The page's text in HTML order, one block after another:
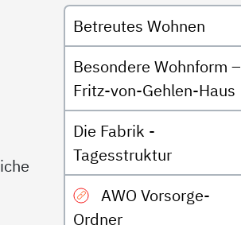
Untermenü
Betreutes Wohnen
Besondere Wohnform –
Fritz-von-Gehlen-Haus
Die Fabrik -
Tagesstruktur
AWO Vorsorge-
Ordner